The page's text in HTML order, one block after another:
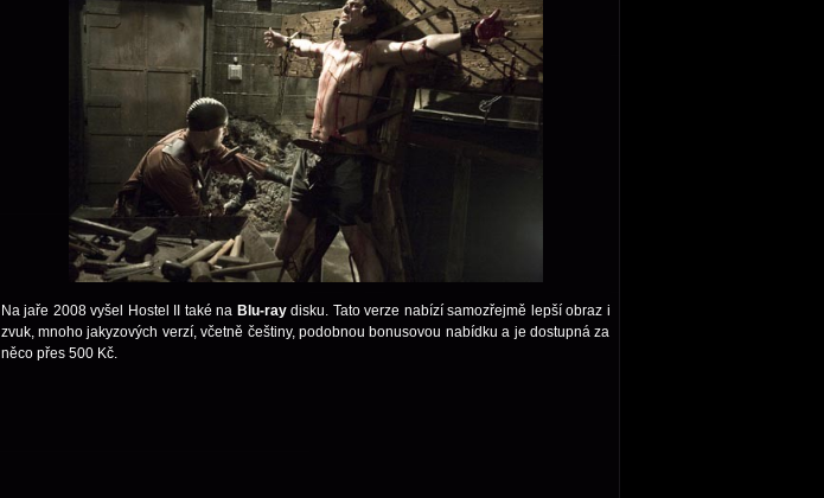
Na jaře 2008 vyšel Hostel II také na Blu-ray disku. Tato verze nabízí samozřejmě lepší obraz i
zvuk, mnoho jakyzových verzí, včetně češtiny, podobnou bonusovou nabídku a je dostupná za
něco přes 500 Kč.